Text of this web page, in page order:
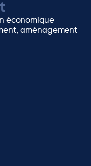
économique
aménagement